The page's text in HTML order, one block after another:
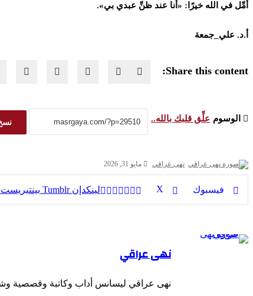
أمِّل في الله خيرًا: «أنا عند ظنِّ عبدي بي».
أ.د. علي_جمعة
Share this content:
الوسوم علِّق قلبك بالله..
نهى عراقي مايو 31, 2026
فيسبوك ‫X لينكدإن بينتيريست
نهى عراقي
نهى عراقي ليسانس أداب وكاتبة وقصصية